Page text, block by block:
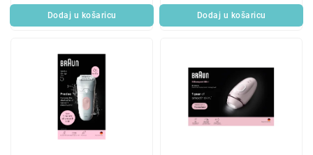
Dodaj u košaricu Dodaj u košaricu